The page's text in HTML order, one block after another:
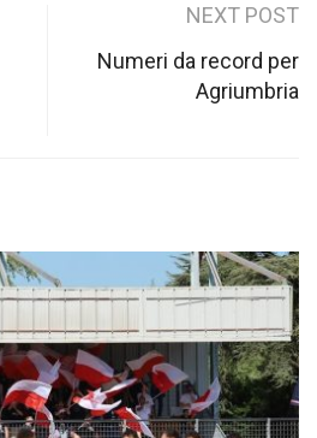
NEXT POST
Numeri da record per
Agriumbria